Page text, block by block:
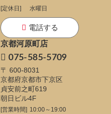
[定休日]
水曜日
電話する
京都河原町店
075-585-5709
〒 600-8031
京都府京都市下京区
貞安前之町619
朝日ビル4F
[営業時間] 10:00～19:00